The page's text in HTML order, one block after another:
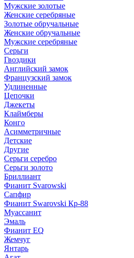
Мужские золотые
Женские серебряные
Золотые обручальные
Женские обручальные
Мужские серебряные
Серьги
Гвоздики
Английский замок
Французский замок
Удлиненные
Цепочки
Джекеты
Клаймберы
Конго
Асимметричные
Детские
Другие
Серьги серебро
Серьги золото
Бриллиант
Фианит Svarowski
Сапфир
Фианит Swarovski Кр-88
Муассанит
Эмаль
Фианит EQ
Жемчуг
Янтарь